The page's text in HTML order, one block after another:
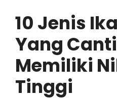
10 Jenis
Yang
Memiliki
Tinggi